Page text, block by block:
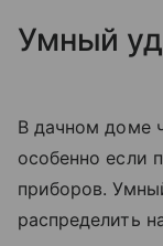
Умный
В дачном доме
особенно если
приборов.
распределить